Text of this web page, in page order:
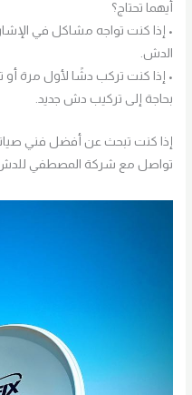
أيهما تحتاج؟
• إذا كنت تواجه مشاكل في
الدش.
• إذا كنت تركب دشًا لأول مرة أو
بحاجة إلى تركيب دش جديد.
إذا كنت تبحث عن أفضل فني
تواصل مع شركة المصطفي للدش تقدم